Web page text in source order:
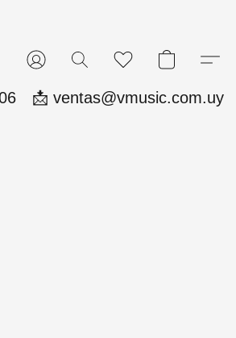
📩 ventas@vmusic.com.uy